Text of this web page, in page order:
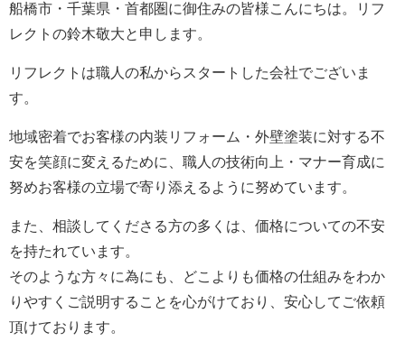
船橋市・千葉県・首都圏に御住みの皆様こんにちは。
リフ
レクト の鈴木敬大と申します。
リフレクト は職人の私からスタートした会社でございま
す。
地域密着でお客様の内装リフォーム・外壁塗装に対する不
安を笑顔に変えるために、職人の技術向上・マナー育成に
努めお客様の立場で寄り添えるように努めています。
また、相談してくださる方の多くは、価格についての不安
を持たれています。
そのような方々に為にも、どこよりも価格の仕組みをわか
りやすくご説明することを心がけており、安心してご依頼
頂けております。